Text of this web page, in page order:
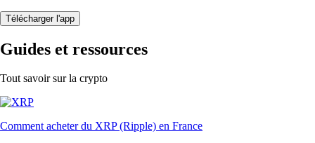
Télécharger l'app
Guides et ressources
Tout savoir sur la crypto
Comment acheter du XRP (Ripple) en France